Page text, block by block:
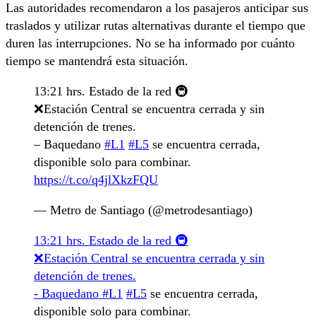
Las autoridades recomendaron a los pasajeros anticipar sus
traslados y utilizar rutas alternativas durante el tiempo que
duren las interrupciones. No se ha informado por cuánto
tiempo se mantendrá esta situación.
13:21 hrs. Estado de la red 🚇
❌Estación Central se encuentra cerrada y sin
detención de trenes.
– Baquedano #L1 #L5 se encuentra cerrada,
disponible solo para combinar.
https://t.co/q4jlXkzFQU
— Metro de Santiago (@metrodesantiago)
13:21 hrs. Estado de la red 🚇
❌Estación Central se encuentra cerrada y sin
detención de trenes.
- Baquedano #L1 #L5 se encuentra cerrada,
disponible solo para combinar.